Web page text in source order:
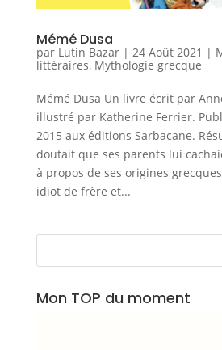
Mémé Dusa
par Lutin Bazar| 24 Août 2021 |
littéraires, Mythologie grecque
Mémé Dusa Un livre écrit par
illustré par Katherine Ferrier.
2015 aux éditions Sarbacane.
doutait que ses parents lui
à propos de ses origines
idiot de frère et...
Mon TOP du moment